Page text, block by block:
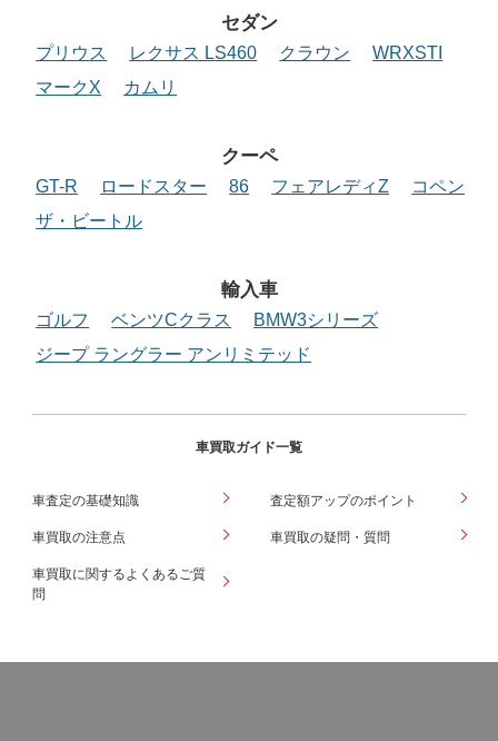
セダン
プリウス レクサス LS460 クラウン
WRXSTI
マークX
カムリ
クーペ
GT-R ロードスター 86 フェアレディZ
コペン
ザ・ビートル
輸入車
ゴルフ ベンツCクラス
BMW3シリーズ
ジープ ラングラー アンリミテッド
車買取ガイド一覧
車査定の基礎知識 査定額アップのポイント
車買取の注意点 車買取の疑問・質問
車買取に関するよくあるご質
問